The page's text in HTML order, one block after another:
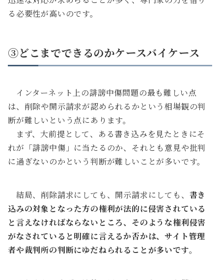
る必要性が高いのです。
③どこまでできるのかケースバイケース
インターネット上の誹謗中傷問題の最も難しい点
は、削除や開示請求が認められるかという相場観の判
断が難しいという点にあります。
まず、大前提として、ある書き込みを見たときにそ
れが「誹謗中傷」に当たるのか、それとも意見や批判
に過ぎないのかという判断が難しいことが多いです。
結局、削除請求にしても、開示請求にしても、 書き
込みの対象となった方の権利が法的に侵害されている
と言えなければならないところ、そのような権利侵害
がなされていると明確に言えるか否かは、サイト管理
者や裁判所の判断にゆだねられることが多いです。